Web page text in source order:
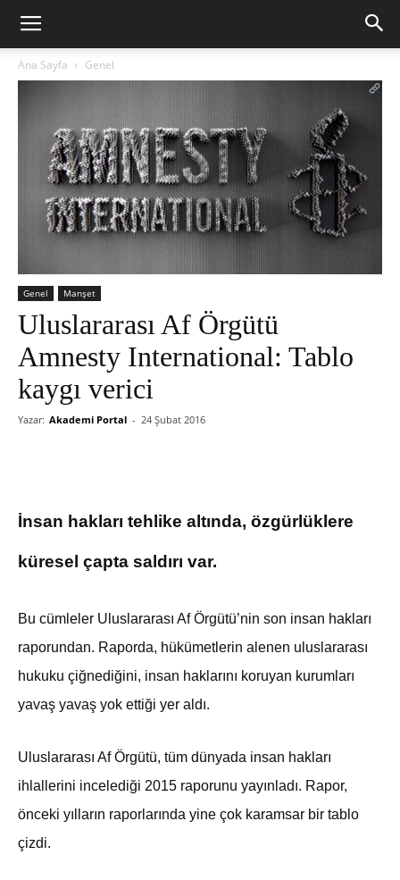
Ana Sayfa Genel
Genel Manşet
Uluslararası Af Örgütü
Amnesty International: Tablo
kaygı verici
Yazar: Akademi Portal - 24 Şubat 2016
İnsan hakları tehlike altında, özgürlüklere
küresel çapta saldırı var.
Bu cümleler Uluslararası Af Örgütü’nin son insan hakları
raporundan. Raporda, hükümetlerin alenen uluslararası
hukuku çiğnediğini, insan haklarını koruyan kurumları
yavaş yavaş yok ettiği yer aldı.
Uluslararası Af Örgütü, tüm dünyada insan hakları
ihlallerini incelediği 2015 raporunu yayınladı. Rapor,
önceki yılların raporlarında yine çok karamsar bir tablo
çizdi.